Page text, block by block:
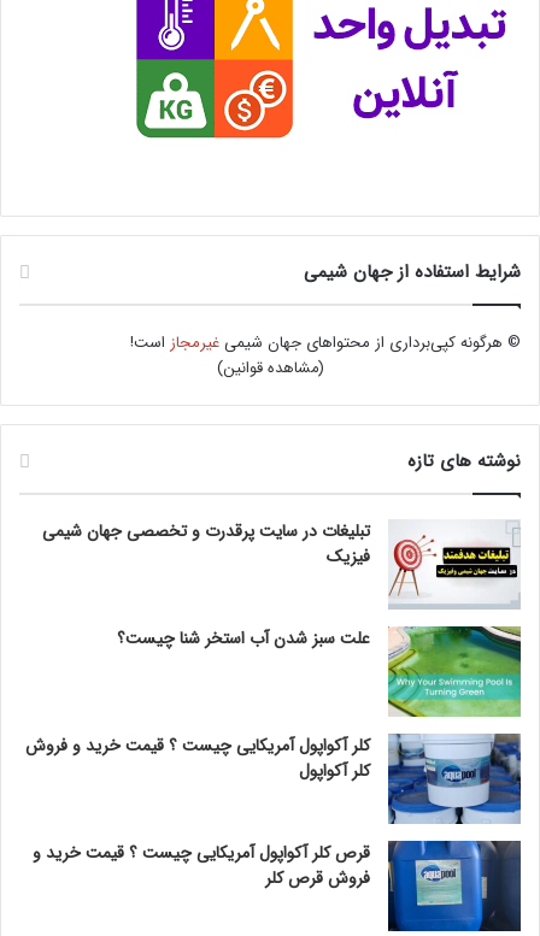
شرایط استفاده از جهان شیمی
© هرگونه کپی‌برداری از محتواهای جهان شیمیغیرمجاز است!
(مشاهده قوانین)
نوشته های تازه
تبلیغات در سایت پرقدرت و تخصصی جهان شیمی
فیزیک
علت سبز شدن آب استخر شنا چیست؟
کلر آکواپول آمریکایی چیست ؟ قیمت خرید و فروش
کلر آکواپول
قرص کلر آکواپول آمریکایی چیست ؟ قیمت خرید و
فروش قرص کلر